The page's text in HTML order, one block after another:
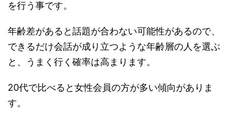
を行う事です。
年齢差があると話題が合わない可能性があるので、
できるだけ会話が成り立つような年齢層の人を選ぶ
と、うまく行く確率は高まります。
20代で比べると女性会員の方が多い傾向がありま
す。